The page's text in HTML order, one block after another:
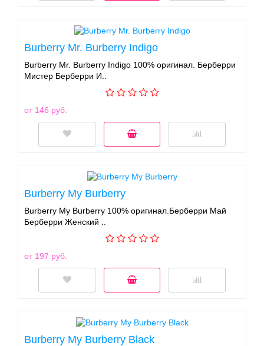
Burberry Mr. Burberry Indigo
Burberry Mr. Burberry Indigo 100% оригинал. Берберри
Мистер Берберри И..
от 146 руб.
Burberry My Burberry
Burberry My Burberry 100% оригинал.Берберри Май
Берберри Женский ..
от 197 руб.
Burberry My Burberry Black